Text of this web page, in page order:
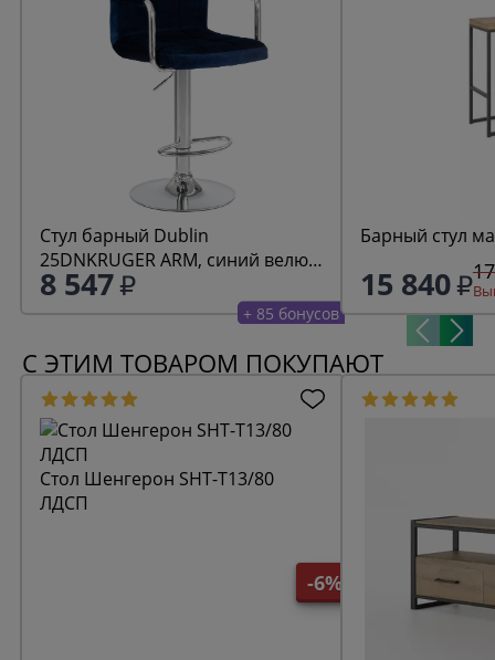
Стул барный Dublin
25DNKRUGER ARM, синий велюр
(MJ9-117)
8 547
+ 85 бонусов
Барный стул
15 840
С ЭТИМ ТОВАРОМ ПОКУПАЮТ
-6%
Стол Шенгерон SHT-T13/80
ЛДСП